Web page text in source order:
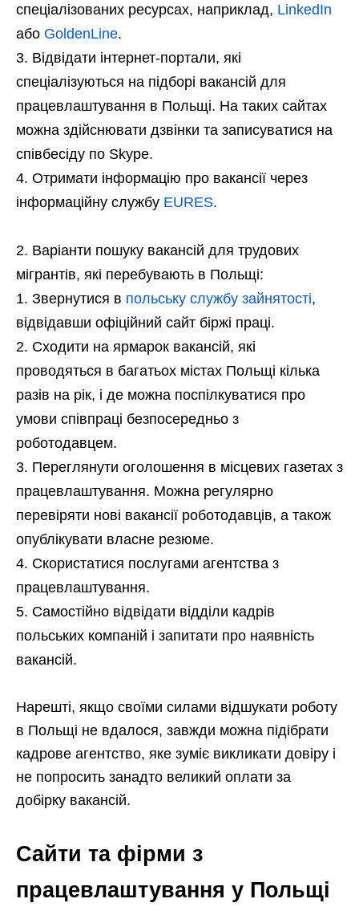
спеціалізованих ресурсах, наприклад, LinkedIn
або GoldenLine.
Відвідати інтернет-портали, які
спеціалізуються на підборі вакансій для
працевлаштування в Польщі. На таких сайтах
можна здійснювати дзвінки та записуватися на
співбесіду по Skype.
Отримати інформацію про вакансії через
інформаційну службу EURES.
Варіанти пошуку вакансій для трудових
мігрантів, які перебувають в Польщі:
Звернутися в польську службу зайнятості,
відвідавши офіційний сайт біржі праці.
Сходити на ярмарок вакансій, які
проводяться в багатьох містах Польщі кілька
разів на рік, і де можна поспілкуватися про
умови співпраці безпосередньо з
роботодавцем.
Переглянути оголошення в місцевих газетах з
працевлаштування. Можна регулярно
перевіряти нові вакансії роботодавців, а також
опублікувати власне резюме.
Скористатися послугами агентства з
працевлаштування.
Самостійно відвідати відділи кадрів
польських компаній і запитати про наявність
вакансій.
Нарешті, якщо своїми силами відшукати роботу
в Польщі не вдалося, завжди можна підібрати
кадрове агентство, яке зуміє викликати довіру і
не попросить занадто великий оплати за
добірку вакансій.
Сайти та фірми з
працевлаштування у Польщі